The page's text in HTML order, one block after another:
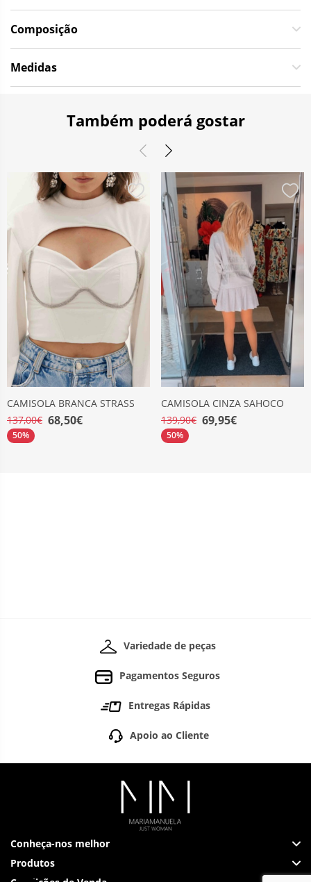
Composição
Medidas
Também poderá gostar
CAMISOLA BRANCA STRASS
137,00€ 68,50€
50%
CAMISOLA CINZA SAHOCO
139,90€ 69,95€
50%
Variedade de peças
Pagamentos Seguros
Entregas Rápidas
Apoio ao Cliente
Conheça-nos melhor
Produtos